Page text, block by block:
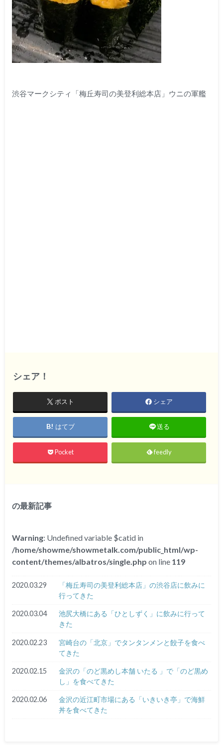
渋谷マークシティ「梅丘寿司の美登利総本店」ウニの軍艦
シェア！
ポスト シェア
はてブ 送る
Pocket feedly
の最新記事
Warning: Undefined variable $catid in
/home/showme/showmetalk.com/public_html/wp-
content/themes/albatros/single.php on line 119
2020.03.29
「梅丘寿司の美登利総本店」の渋谷店に飲みに
行ってきた
2020.03.04
池尻大橋にある「ひとしずく」に飲みに行って
きた
2020.02.23
宮崎台の「北京」でタンタンメンと餃子を食べ
てきた
2020.02.15
金沢の「のど黒めし本舗 いたる 」で「のど黒め
し」を食べてきた
2020.02.06
金沢の近江町市場にある「いきいき亭」で海鮮
丼を食べてきた